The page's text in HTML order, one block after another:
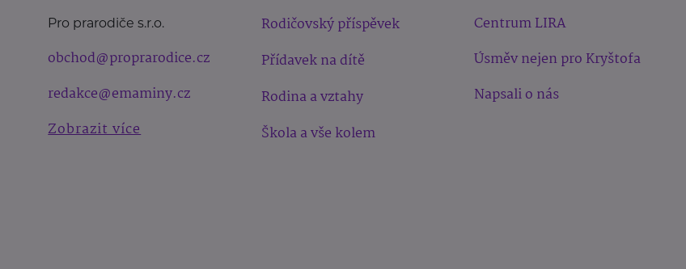
Pro prarodiče s.r.o.
obchod@proprarodice.cz
redakce@emaminy.cz
Zobrazit více
Rodičovský příspěvek
Přídavek na dítě
Rodina a vztahy
Škola a vše kolem
Centrum LIRA
Úsměv nejen pro Kryštofa
Napsali o nás